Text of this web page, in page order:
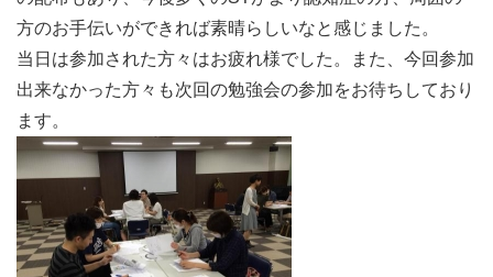
方のお手伝いができれば素晴らしいなと感じました。
当日は参加された方々はお疲れ様でした。また、今回参加
出来なかった方々も次回の勉強会の参加をお待ちしており
ます。